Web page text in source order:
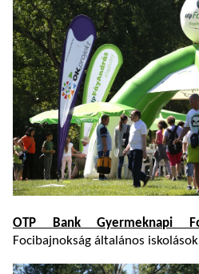
OTP Bank Gyermeknapi
Focibajnokság általános